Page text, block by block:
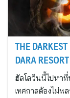
THE
DARA RESORT
ฮัลโลวีนนี้ไปหา
เทศกาลต้องไม่พ